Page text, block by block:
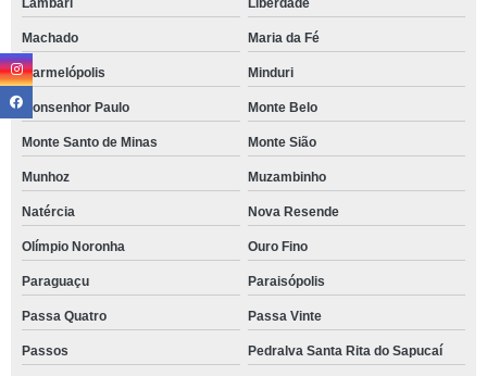
Lambari Liberdade
Machado Maria da Fé
Marmelópolis Minduri
Monsenhor Paulo Monte Belo
Monte Santo de Minas Monte Sião
Munhoz Muzambinho
Natércia Nova Resende
Olímpio Noronha Ouro Fino
Paraguaçu Paraisópolis
Passa Quatro Passa Vinte
Passos Pedralva Santa Rita do Sapucaí